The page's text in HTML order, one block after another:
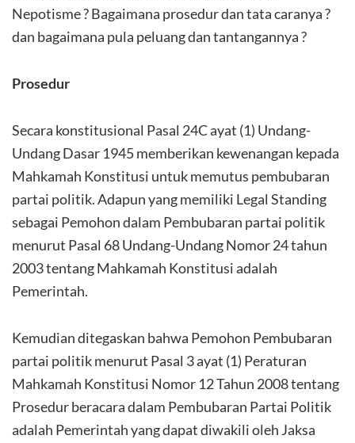
Nepotisme ? Bagaimana prosedur dan tata caranya ?
dan bagaimana pula peluang dan tantangannya ?
Prosedur
Secara konstitusional Pasal 24C ayat (1) Undang-
Undang Dasar 1945 memberikan kewenangan kepada
Mahkamah Konstitusi untuk memutus pembubaran
partai politik. Adapun yang memiliki Legal Standing
sebagai Pemohon dalam Pembubaran partai politik
menurut Pasal 68 Undang-Undang Nomor 24 tahun
2003 tentang Mahkamah Konstitusi adalah
Pemerintah.
Kemudian ditegaskan bahwa Pemohon Pembubaran
partai politik menurut Pasal 3 ayat (1) Peraturan
Mahkamah Konstitusi Nomor 12 Tahun 2008 tentang
Prosedur beracara dalam Pembubaran Partai Politik
adalah Pemerintah yang dapat diwakili oleh Jaksa